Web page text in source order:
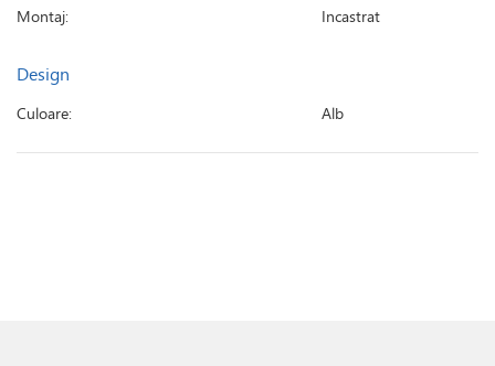
Montaj:
Incastrat
Design
Culoare: Alb